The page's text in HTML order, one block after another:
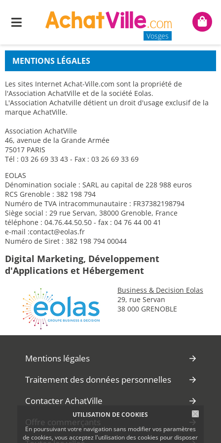
UTILISATION DE COOKIES
En poursuivant votre navigation sans modifier vos paramètres
de cookies, vous acceptez l'utilisation des cookies pour disposer
Menu
Vosges
Mon
MENTIONS LÉGALES
Les sites Internet Achat-Ville.com sont la propriété de
l'Association AchatVille et de la société Eolas.
L'Association Achatville détient un droit d'usage exclusif de la
marque AchatVille.
Association AchatVille
46, avenue de la Grande Armée
75017 PARIS
Tél : 03 26 69 33 43 - Fax : 03 26 69 33 69
EOLAS
Dénomination sociale : SARL au capital de 228 988 euros
RCS Grenoble : 382 198 794
Numéro de TVA intracommunautaire : FR37382198794
Siège social : 29 rue Servan, 38000 Grenoble, France
téléphone : 04.76.44.50.50 - fax : 04 76 44 00 41
e-mail :contact@eolas.fr
Numéro de Siret : 382 198 794 00044
Digital Marketing, Développement
d'Applications et Hébergement
Business & Decision Eolas
29, rue Servan
38 000 GRENOBLE
Mentions légales
Traitement des données personnelles
Contacter AchatVille
Offre commerçants